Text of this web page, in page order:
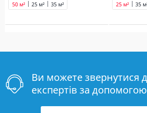
25 м² 35 м²
50 м² 25 м² 35
Ви можете звернутися
експертів за допомогою